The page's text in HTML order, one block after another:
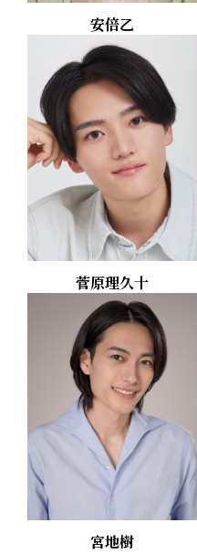
安倍乙
菅原理久十
宮地樹